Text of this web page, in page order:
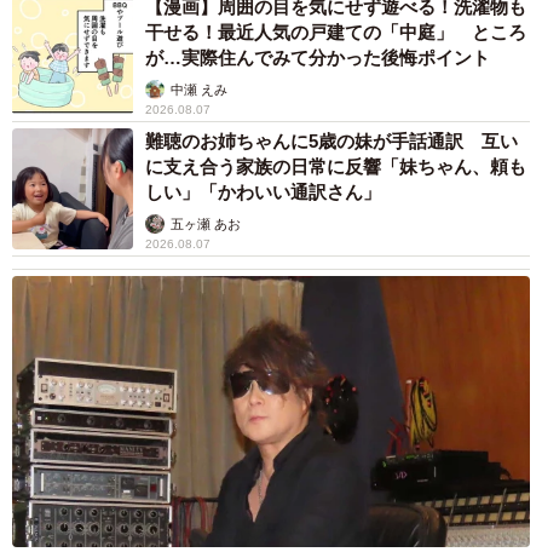
【漫画】周囲の目を気にせず遊べる！洗濯物も
干せる！最近人気の戸建ての「中庭」 ところ
が…実際住んでみて分かった後悔ポイント
中瀬 えみ
2026.08.07
難聴のお姉ちゃんに5歳の妹が手話通訳 互い
に支え合う家族の日常に反響「妹ちゃん、頼も
しい」「かわいい通訳さん」
五ヶ瀬 あお
2026.08.07